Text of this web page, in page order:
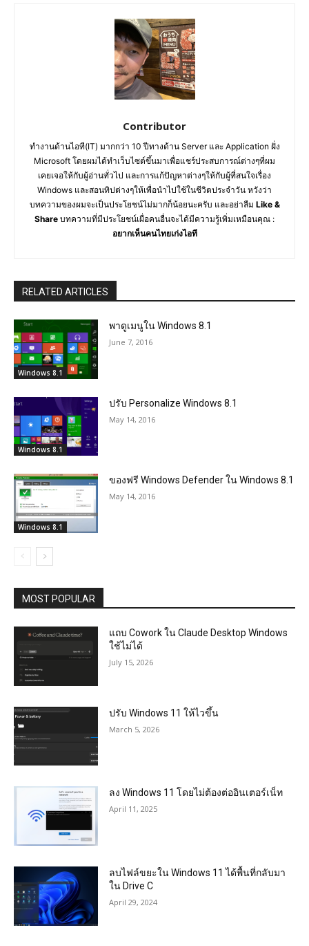
Contributor
ทำงานด้านไอที(IT) มากกว่า 10 ปีทางด้าน Server และ Application ฝั่ง
Microsoft โดยผมได้ทำเว็บไซต์ขึ้นมาเพื่อแชร์ประสบการณ์ต่างๆที่ผม
เคยเจอให้กับผู้อ่านทั่วไป และการแก้ปัญหาต่างๆให้กับผู้ที่สนใจเรื่อง
Windows และสอนทิปต่างๆให้เพื่อนำไปใช้ในชีวิตประจำวัน หวังว่า
บทความของผมจะเป็นประโยชน์ไม่มากก็น้อยนะครับ และอย่าลืม Like &
Share บทความที่มีประโยชน์เผื่อคนอื่นจะได้มีความรู้เพิ่มเหมือนคุณ :
อยากเห็นคนไทยเก่งไอที
RELATED ARTICLES
Windows 8.1
พาดูเมนูใน Windows 8.1
June 7, 2016
Windows 8.1
ปรับ Personalize Windows 8.1
May 14, 2016
Windows 8.1
ของฟรี Windows Defender ใน Windows 8.1
May 14, 2016
MOST POPULAR
แถบ Cowork ใน Claude Desktop Windows
ใช้ไม่ได้
July 15, 2026
ปรับ Windows 11 ให้ไวขึ้น
March 5, 2026
ลง Windows 11 โดยไม่ต้องต่ออินเตอร์เน็ท
April 11, 2025
ลบไฟล์ขยะใน Windows 11 ได้พื้นที่กลับมา
ใน Drive C
April 29, 2024